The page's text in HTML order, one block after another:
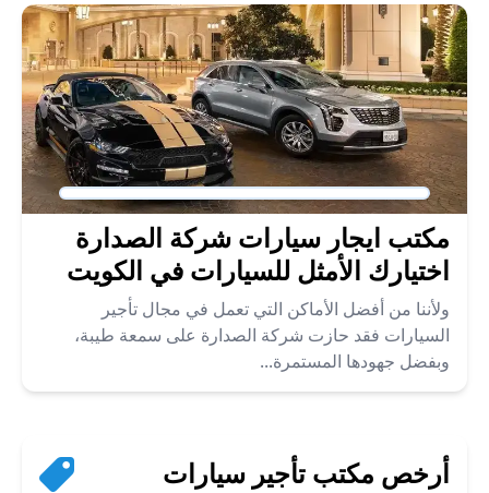
مكتب ايجار سيارات شركة الصدارة
اختيارك الأمثل للسيارات في الكويت
ولأننا من أفضل الأماكن التي تعمل في مجال تأجير
السيارات فقد حازت شركة الصدارة على سمعة طيبة،
وبفضل جهودها المستمرة...
أرخص مكتب تأجير سيارات